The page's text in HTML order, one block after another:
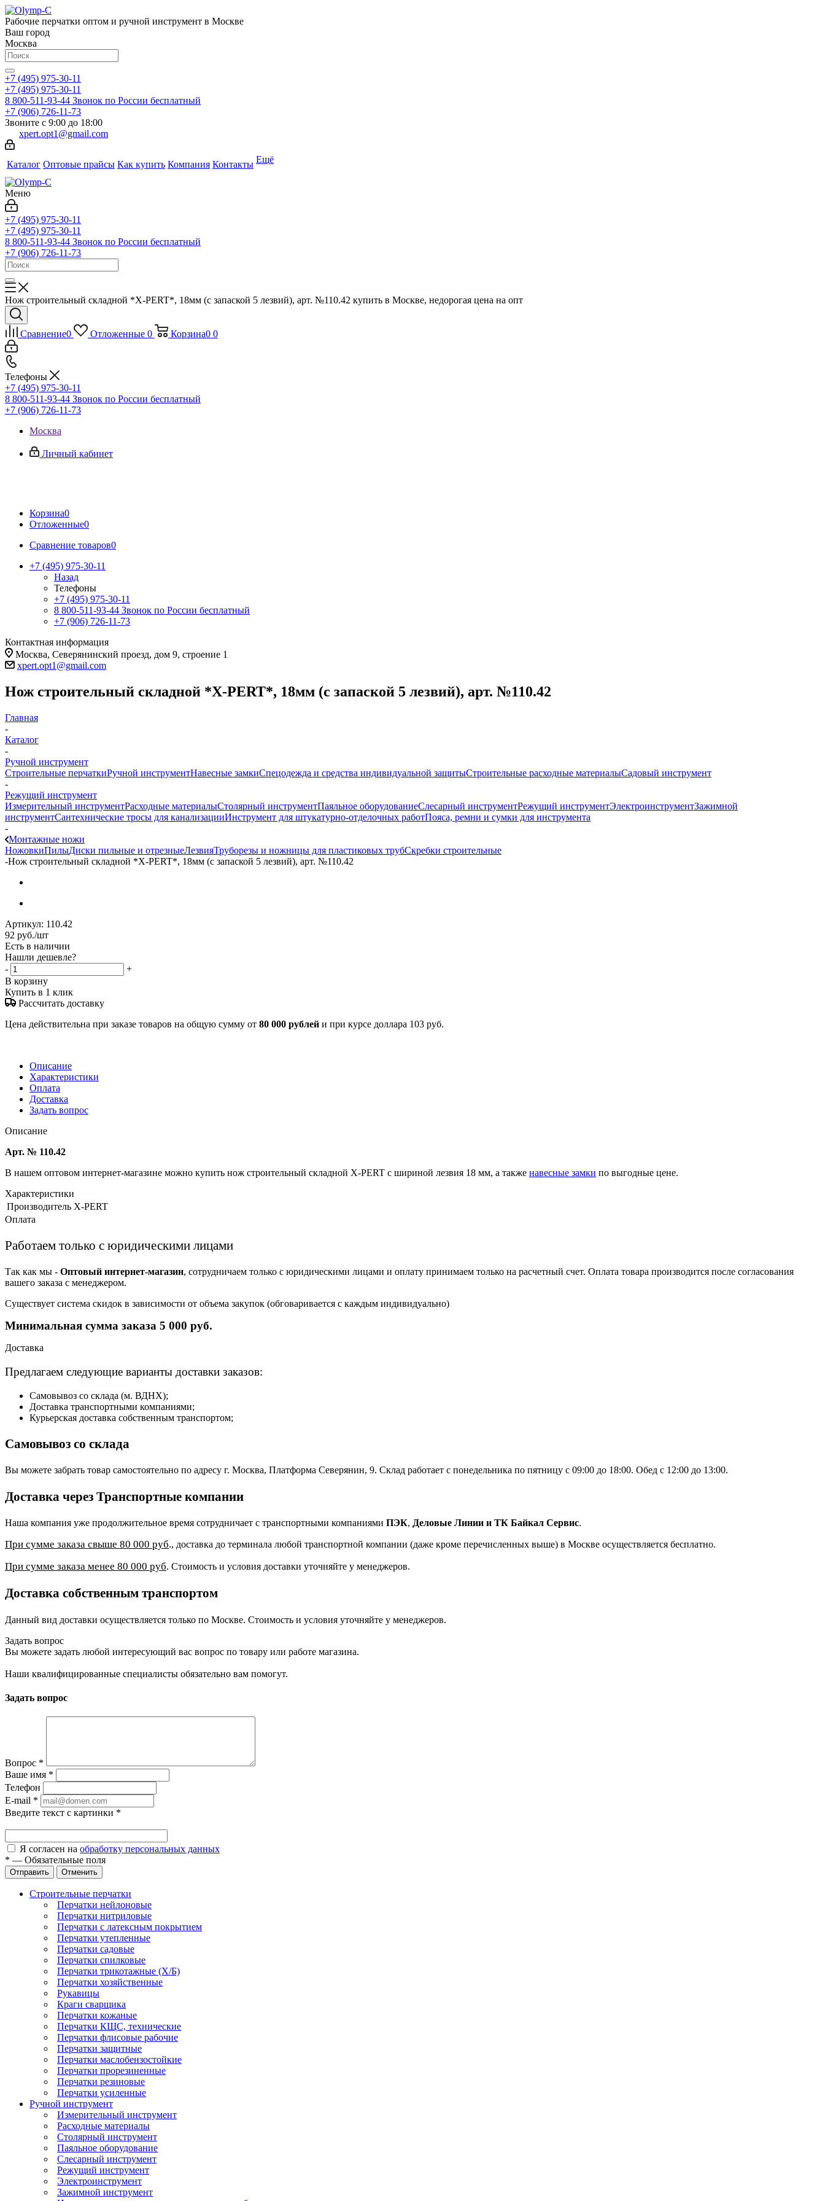
Рабочие перчатки оптом и ручной инструмент в Москве
Ваш город
Москва
+7 (495) 975-30-11
+7 (495) 975-30-11
8 800-511-93-44 Звонок по России бесплатный
+7 (906) 726-11-73
Звоните с 9:00 до 18:00
xpert.opt1@gmail.com
Каталог Оптовые прайсы Как купить Компания Контакты Ещё
Меню
+7 (495) 975-30-11
+7 (495) 975-30-11
8 800-511-93-44 Звонок по России бесплатный
+7 (906) 726-11-73
Нож строительный складной *X-PERT*, 18мм (с запаской 5 лезвий), арт. №110.42 купить в Москве, недорогая цена на опт
Сравнение0 Отложенные 0 Корзина0 0
Телефоны
+7 (495) 975-30-11
8 800-511-93-44 Звонок по России бесплатный
+7 (906) 726-11-73
Москва
Личный кабинет
Корзина0
Отложенные0
Сравнение товаров0
+7 (495) 975-30-11
Назад
Телефоны
+7 (495) 975-30-11
8 800-511-93-44 Звонок по России бесплатный
+7 (906) 726-11-73
Контактная информация
Москва, Северянинский проезд, дом 9, строение 1
xpert.opt1@gmail.com
Нож строительный складной *X-PERT*, 18мм (с запаской 5 лезвий), арт. №110.42
Главная
-
Каталог
-
Ручной инструмент
Строительные перчаткиРучной инструментНавесные замкиСпецодежда и средства индивидуальной защитыСтроительные расходные материалыСадовый инструмент
-
Режущий инструмент
Измерительный инструментРасходные материалыСтолярный инструментПаяльное оборудованиеСлесарный инструментРежущий инструментЭлектроинструментЗажимной
инструментСантехнические тросы для канализацииИнструмент для штукатурно-отделочных работПояса, ремни и сумки для инструмента
-
Монтажные ножи
НожовкиПилыДиски пильные и отрезныеЛезвияТруборезы и ножницы для пластиковых трубСкребки строительные
-Нож строительный складной *X-PERT*, 18мм (с запаской 5 лезвий), арт. №110.42
Артикул: 110.42
92 руб./шт
Есть в наличии
Нашли дешевле?
-
+
В корзину
Купить в 1 клик
Рассчитать доставку
Цена действительна при заказе товаров на общую сумму от 80 000 рублей и при курсе доллара 103 руб.
Описание
Характеристики
Оплата
Доставка
Задать вопрос
Описание
Арт. № 110.42
В нашем оптовом интернет-магазине можно купить нож строительный складной X-PERT с шириной лезвия 18 мм, а также навесные замки по выгодные цене.
Характеристики
Производитель X-PERT
Оплата
Работаем только с юридическими лицами
Так как мы - Оптовый интернет-магазин, сотрудничаем только с юридическими лицами и оплату принимаем только на расчетный счет. Оплата товара производится после согласования
вашего заказа с менеджером.
Существует система скидок в зависимости от объема закупок (обговаривается с каждым индивидуально)
Минимальная сумма заказа 5 000 руб.
Доставка
Предлагаем следующие варианты доставки заказов:
Самовывоз со склада (м. ВДНХ);
Доставка транспортными компаниями;
Курьерская доставка собственным транспортом;
Самовывоз со склада
Вы можете забрать товар самостоятельно по адресу г. Москва, Платформа Северянин, 9. Склад работает с понедельника по пятницу с 09:00 до 18:00. Обед с 12:00 до 13:00.
Доставка через Транспортные компании
Наша компания уже продолжительное время сотрудничает с транспортными компаниями ПЭК, Деловые Линии и ТК Байкал Сервис.
При сумме заказа свыше 80 000 руб., доставка до терминала любой транспортной компании (даже кроме перечисленных выше) в Москве осуществляется бесплатно.
При сумме заказа менее 80 000 руб. Стоимость и условия доставки уточняйте у менеджеров.
Доставка собственным транспортом
Данный вид доставки осуществляется только по Москве. Стоимость и условия уточняйте у менеджеров.
Задать вопрос
Вы можете задать любой интересующий вас вопрос по товару или работе магазина.
Наши квалифицированные специалисты обязательно вам помогут.
Задать вопрос
Вопрос *
Ваше имя *
Телефон
E-mail *
Введите текст с картинки *
Я согласен на обработку персональных данных
* — Обязательные поля
Отправить Отменить
Строительные перчатки
Перчатки нейлоновые
Перчатки нитриловые
Перчатки с латексным покрытием
Перчатки утепленные
Перчатки садовые
Перчатки спилковые
Перчатки трикотажные (Х/Б)
Перчатки хозяйственные
Рукавицы
Краги сварщика
Перчатки кожаные
Перчатки КЩС, технические
Перчатки флисовые рабочие
Перчатки защитные
Перчатки маслобензостойкие
Перчатки прорезиненные
Перчатки резиновые
Перчатки усиленные
Ручной инструмент
Измерительный инструмент
Расходные материалы
Столярный инструмент
Паяльное оборудование
Слесарный инструмент
Режущий инструмент
Электроинструмент
Зажимной инструмент